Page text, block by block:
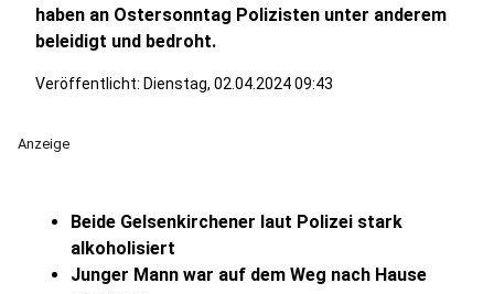
haben an Ostersonntag Polizisten unter anderem
beleidigt und bedroht.
Veröffentlicht: Dienstag, 02.04.2024 09:43
Anzeige
Beide Gelsenkirchener laut Polizei stark
alkoholisiert
Junger Mann war auf dem Weg nach Hause